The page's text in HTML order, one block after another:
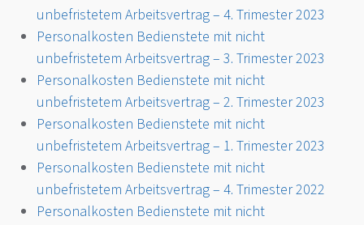
unbefristetem Arbeitsvertrag – 4. Trimester 2023
Personalkosten Bedienstete mit nicht
unbefristetem Arbeitsvertrag – 3. Trimester 2023
Personalkosten Bedienstete mit nicht
unbefristetem Arbeitsvertrag – 2. Trimester 2023
Personalkosten Bedienstete mit nicht
unbefristetem Arbeitsvertrag – 1. Trimester 2023
Personalkosten Bedienstete mit nicht
unbefristetem Arbeitsvertrag – 4. Trimester 2022
Personalkosten Bedienstete mit nicht